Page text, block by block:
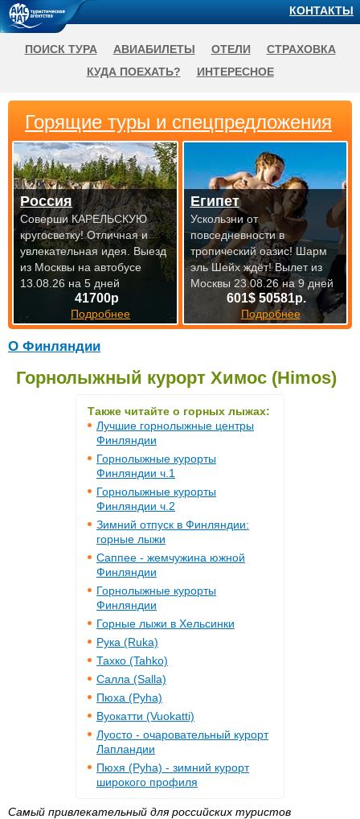
О Финляндии
Горнолыжный курорт Химос (Himos)
Также читайте о горных лыжах:
Лучшие горнолыжные центры
Финляндии
Горнолыжные курорты
Финляндии ч.1
Горнолыжные курорты
Финляндии ч.2
Зимний отпуск в Финляндии:
горные лыжи
Саппее - жемчужина южной
Финляндии
Горнолыжные курорты
Финляндии
Горные лыжи в Хельсинки
Рука (Ruka)
Тахко (Tahko)
Салла (Salla)
Пюха (Pyha)
Вуокатти (Vuokatti)
Луосто - очаровательный курорт
Лапландии
Пюхя (Pyha) - зимний курорт
широкого профиля
Самый привлекательный для российских туристов
Горящие туры и спецпредложения
41700р
Подробнее
Россия
Соверши КАРЕЛЬСКУЮ
кругосветку! Отличная и
увлекательная идея. Выезд
из Москвы на автобусе
13.08.26 на 5 дней
601$ 50581р.
Подробнее
Египет
Ускользни от
повседневности в
тропический оазис! Шарм
эль Шейх ждёт!Вылет из
Москвы 23.08.26 на 9 дней
КОНТАКТЫ
ПОИСК ТУРА АВИАБИЛЕТЫ ОТЕЛИ
СТРАХОВКА
КУДА ПОЕХАТЬ?
ИНТЕРЕСНОЕ